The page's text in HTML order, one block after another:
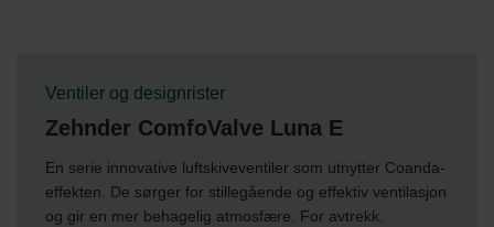
Ventiler og designrister
Zehnder ComfoValve Luna E
En serie innovative luftskiveventiler som utnytter Coanda-
effekten. De sørger for stillegående og effektiv ventilasjon
og gir en mer behagelig atmosfære. For avtrekk.